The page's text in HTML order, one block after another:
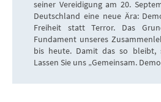
seiner Vereidigung am 20.
Deutschland eine neue Ära:
Freiheit statt Terror. Das
Fundament unseres
bis heute. Damit das so bleibt,
Lassen Sie uns „Gemeinsam.